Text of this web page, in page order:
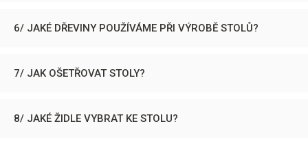
6/ JAKÉ DŘEVINY POUŽÍVÁME PŘI VÝROBĚ STOLŮ?
7/ JAK OŠETŘOVAT STOLY?
8/ JAKÉ ŽIDLE VYBRAT KE STOLU?